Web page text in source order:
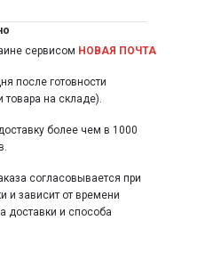
сервисом НОВАЯ ПОЧТА
после готовности
товара на складе).
более чем в 1000
согласовывается при
и зависит от времени
доставки и способа